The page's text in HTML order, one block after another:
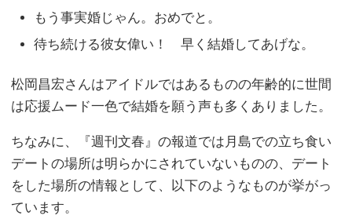
もう事実婚じゃん。おめでと。
待ち続ける彼女偉い！ 早く結婚してあげな。
松岡昌宏さんはアイドルではあるものの年齢的に世間
は応援ムード一色で結婚を願う声も多くありました。
ちなみに、『週刊文春』の報道では月島での立ち食い
デートの場所は明らかにされていないものの、デート
をした場所の情報として、以下のようなものが挙がっ
ています。